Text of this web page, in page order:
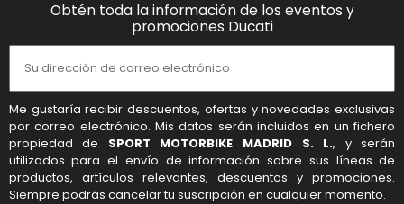
Obtén toda la información de los eventos y
promociones Ducati
Me gustaría recibir descuentos, ofertas y novedades exclusivas
por correo electrónico. Mis datos serán incluidos en un fichero
propiedad de SPORT MOTORBIKE MADRID S. L., y serán
utilizados para el envío de información sobre sus líneas de
productos, artículos relevantes, descuentos y promociones.
Siempre podrás cancelar tu suscripción en cualquier momento.